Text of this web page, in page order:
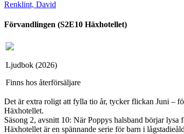
Renklint, David
Förvandlingen (S2E10 Häxhotellet)
Ljudbok (2026)
Finns hos återförsäljare
Det är extra roligt att fylla tio år, tycker flickan Juni –
Häxhotellet.
Säsong 2, avsnitt 10: När Poppys halsband börjar
Häxhotellet är en spännande serie för barn i